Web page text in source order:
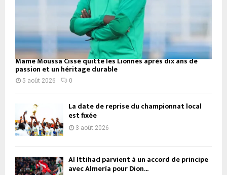
Mame Moussa Cissé quitte les Lionnes après dix ans de
passion et un héritage durable
5 août 2026 0
La date de reprise du championnat local
est fixée
3 août 2026
Al Ittihad parvient à un accord de principe
avec Almería pour Dion...